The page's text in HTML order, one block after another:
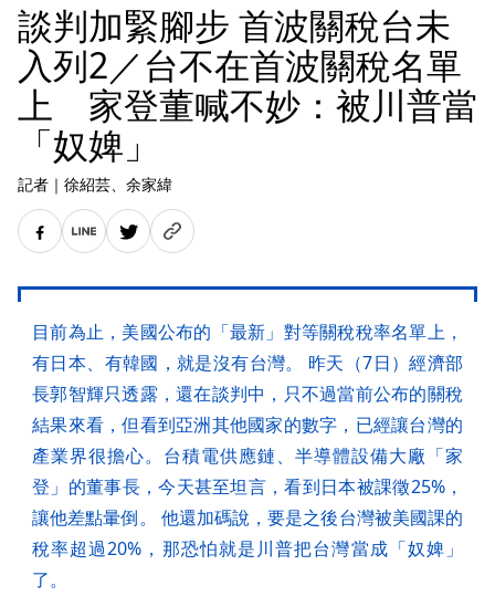
談判加緊腳步 首波關稅台未
入列2／台不在首波關稅名單
上 家登董喊不妙：被川普當
「奴婢」
記者 ｜ 徐紹芸、余家緯
目前為止，美國公布的「最新」對等關稅稅率名單上，
有日本、有韓國，就是沒有台灣。 昨天（7日）經濟部
長郭智輝只透露，還在談判中，只不過當前公布的關稅
結果來看，但看到亞洲其他國家的數字，已經讓台灣的
產業界很擔心。台積電供應鏈、半導體設備大廠「家
登」的董事長，今天甚至坦言，看到日本被課徵25%，
讓他差點暈倒。 他還加碼說，要是之後台灣被美國課的
稅率超過20%，那恐怕就是川普把台灣當成「奴婢」
了。